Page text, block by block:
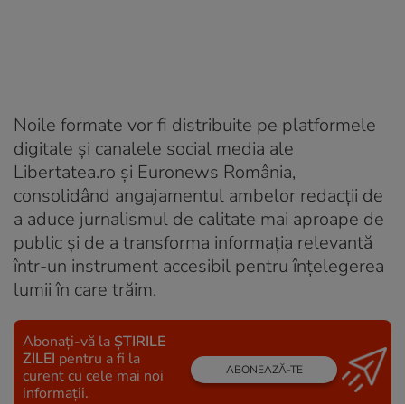
Noile formate vor fi distribuite pe platformele
digitale și canalele social media ale
Libertatea.ro și Euronews România,
consolidând angajamentul ambelor redacții de
a aduce jurnalismul de calitate mai aproape de
public și de a transforma informația relevantă
într-un instrument accesibil pentru înțelegerea
lumii în care trăim.
Abonați-vă la ȘTIRILE
ZILEI pentru a fi la
curent cu cele mai noi
informații.
ABONEAZĂ-TE